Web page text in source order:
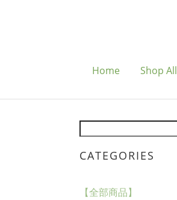
Home Shop All
CATEGORIES
【全部商品】